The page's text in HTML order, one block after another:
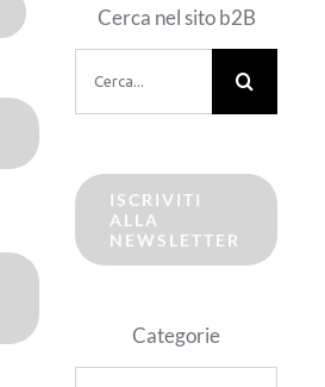
Cerca nel sito b2B
per:
ISCRIVITI
ALLA
NEWSLETTER
Categorie